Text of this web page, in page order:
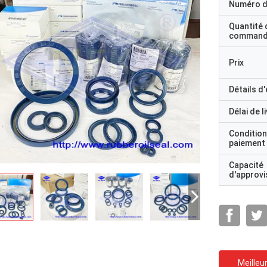
Numéro
Quantité
Prix
Détails
Délai de
paiement
Capacité